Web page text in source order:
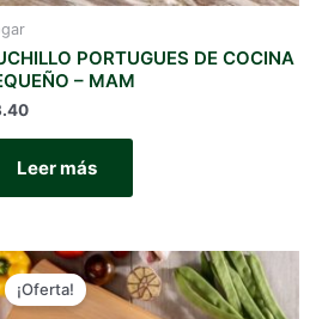
PORTUGUES DE COCINA
– MAM
Leer más
¡Oferta!